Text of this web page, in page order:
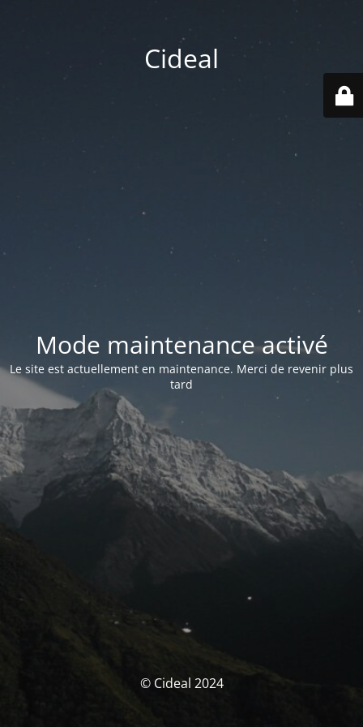
Cideal
Mode maintenance activé
Le site est actuellement en maintenance. Merci de revenir plus
tard
© Cideal 2024